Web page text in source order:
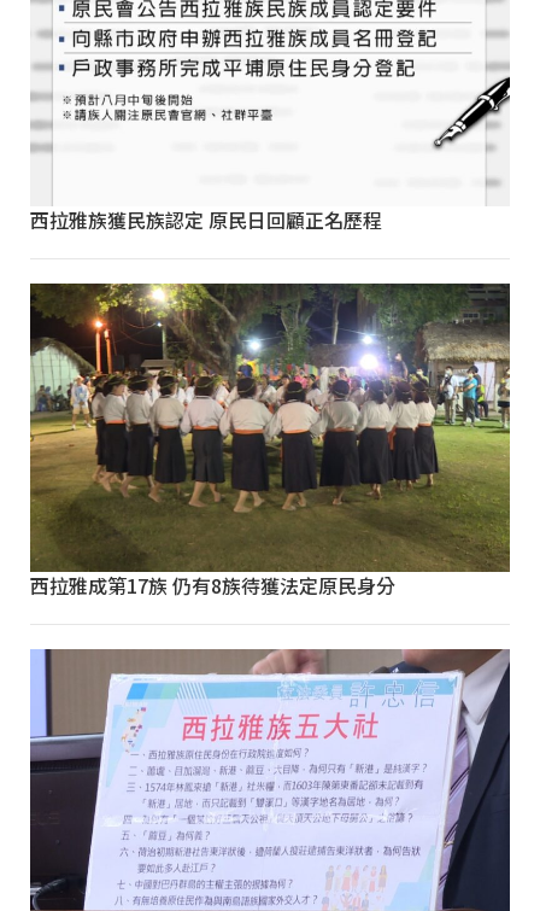
西拉雅族獲民族認定 原民日回顧正名歷程
西拉雅成第17族 仍有8族待獲法定原民身分